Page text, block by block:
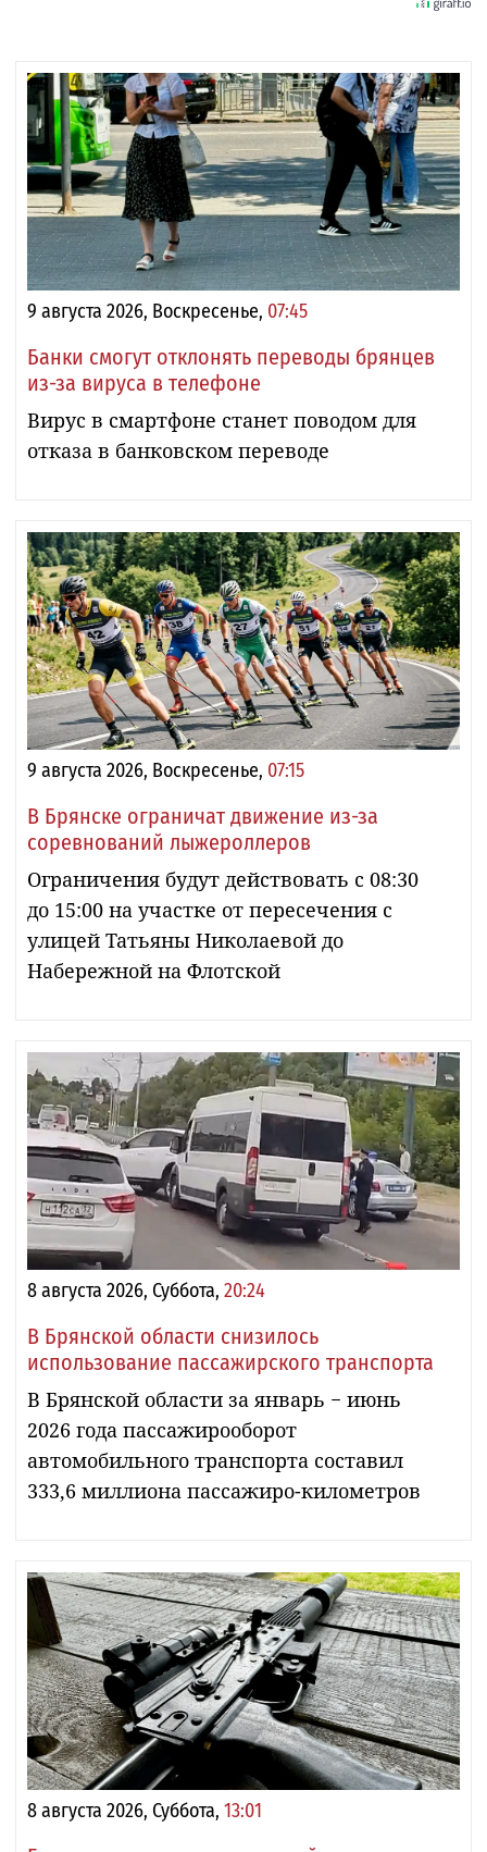
9 августа 2026, Воскресенье, 07:45
Банки смогут отклонять переводы брянцев
из-за вируса в телефоне
Вирус в смартфоне станет поводом для
отказа в банковском переводе
9 августа 2026, Воскресенье, 07:15
В Брянске ограничат движение из-за
соревнований лыжероллеров
Ограничения будут действовать с 08:30
до 15:00 на участке от пересечения с
улицей Татьяны Николаевой до
Набережной на Флотской
8 августа 2026, Суббота, 20:24
В Брянской области снизилось
использование пассажирского транспорта
В Брянской области за январь − июнь
2026 года пассажирооборот
автомобильного транспорта составил
333,6 миллиона пассажиро-километров
8 августа 2026, Суббота, 13:01